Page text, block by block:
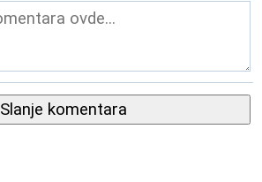
Slanje komentara